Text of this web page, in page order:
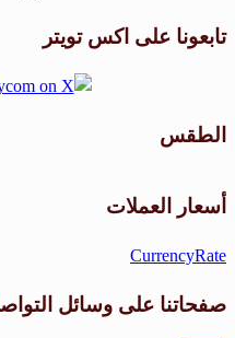
تابعونا على اكس تويتر
الطقس
أسعار العملات
CurrencyRate
صفحاتنا على وسائل